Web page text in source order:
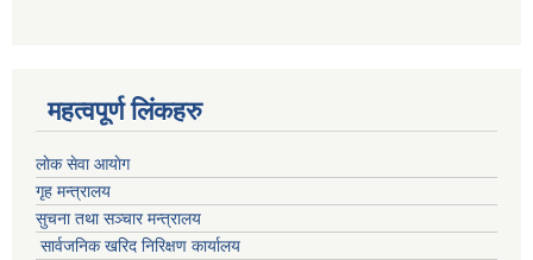
महत्वपूर्ण लिंकहरु
लाेक सेवा आयाेग
गृह मन्त्रालय
सुचना तथा सञ्चार मन्त्रालय
सार्वजनिक खरिद निरिक्षण कार्यालय